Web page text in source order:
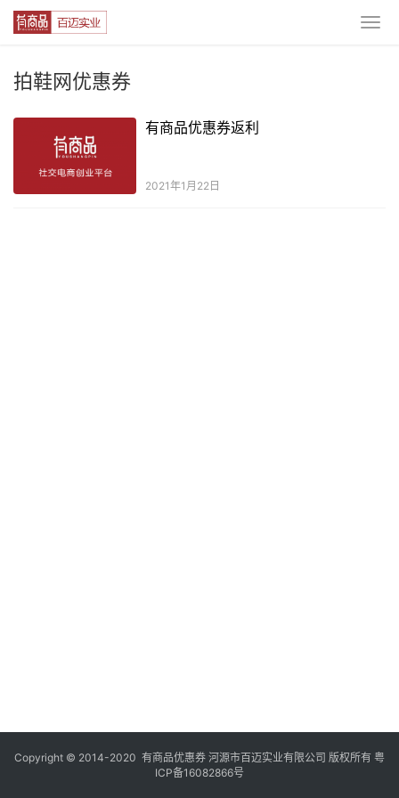
拍鞋网优惠券
有商品优惠券返利
2021年1月22日
Copyright © 2014-2020 有商品优惠券 河源市百迈实业有限公司 版权所有 粤
ICP备16082866号